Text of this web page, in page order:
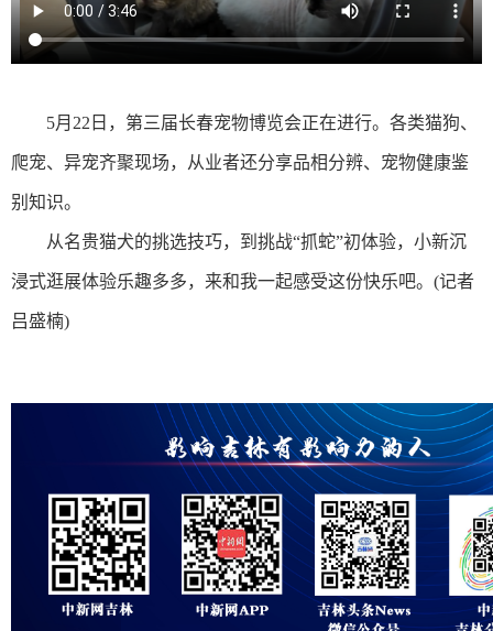
5月22日，第三届长春宠物博览会正在进行。各类猫狗、
爬宠、异宠齐聚现场，从业者还分享品相分辨、宠物健康鉴
别知识。
从名贵猫犬的挑选技巧，到挑战“抓蛇”初体验，小新沉
浸式逛展体验乐趣多多，来和我一起感受这份快乐吧。(记者
吕盛楠)